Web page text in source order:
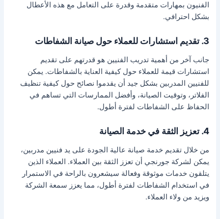
الفنيون بمهارات متقدمة وقدرة على التعامل مع هذه الأعطال
بشكل احترافي.
3. تقديم استشارات للعملاء حول صيانة الشفاطات
جانب آخر من أهمية تدريب الفنيين هو قدرتهم على تقديم
استشارات قيمة للعملاء حول كيفية العناية بالشفاطات. يمكن
للفنيين المدربين بشكل جيد أن يقدموا نصائح حول كيفية تنظيف
الفلاتر، وتوقيت الصيانة، وأفضل الممارسات التي تساهم في
الحفاظ على الشفاطات لفترة أطول.
4. تعزيز الثقة في خدمة الصيانة
من خلال تقديم خدمة صيانة عالية الجودة على يد فنيين مدربين،
يمكن لشركة جورنجي أن تعزز الثقة بين العملاء. العملاء الذين
يتلقون خدمات موثوقة وفعالة سيشعرون بالراحة في الاستمرار
في استخدام الشفاطات لفترة أطول، مما يعزز سمعة الشركة
ويزيد من ولاء العملاء.